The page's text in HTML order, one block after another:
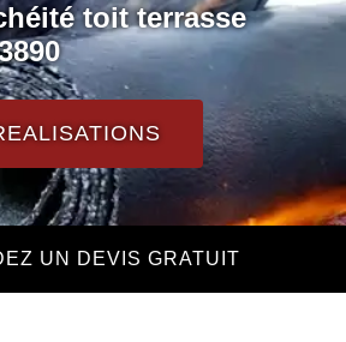
toit terrasse
UN DEVIS GRATUIT